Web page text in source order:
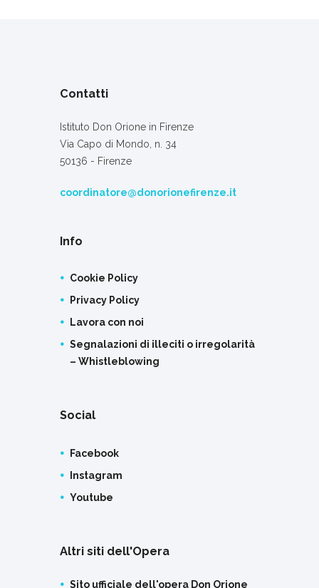
Contatti
Istituto Don Orione in Firenze
Via Capo di Mondo, n. 34
50136 - Firenze
coordinatore@donorionefirenze.it
Info
Cookie Policy
Privacy Policy
Lavora con noi
Segnalazioni di illeciti o irregolarità
– Whistleblowing
Social
Facebook
Instagram
Youtube
Altri siti dell'Opera
Sito ufficiale dell'opera Don Orione